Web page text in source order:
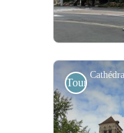
Se
les plus
En savoir
Touristiques